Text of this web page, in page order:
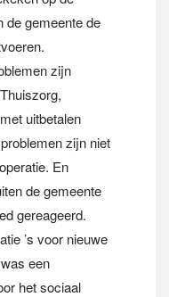
de gemeente de
zijn
uitbetalen
zijn niet
En
de gemeente
gereageerd.
’s voor nieuwe
een
het sociaal